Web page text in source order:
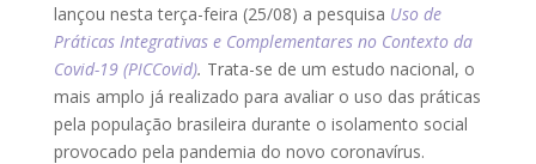
lançou nesta terça-feira (25/08) a pesquisa Uso de
Práticas Integrativas e Complementares no Contexto da
Covid-19 (PICCovid). Trata-se de um estudo nacional, o
mais amplo já realizado para avaliar o uso das práticas
pela população brasileira durante o isolamento social
provocado pela pandemia do novo coronavírus.